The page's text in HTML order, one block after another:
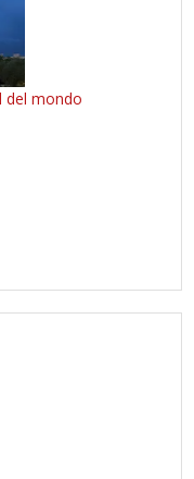
del mondo